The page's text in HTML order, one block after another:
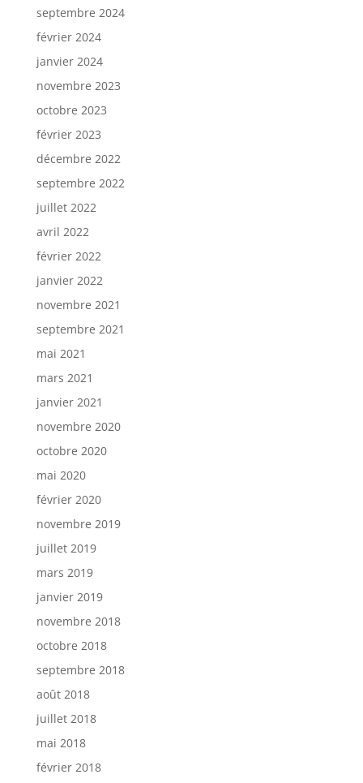
septembre 2024
février 2024
janvier 2024
novembre 2023
octobre 2023
février 2023
décembre 2022
septembre 2022
juillet 2022
avril 2022
février 2022
janvier 2022
novembre 2021
septembre 2021
mai 2021
mars 2021
janvier 2021
novembre 2020
octobre 2020
mai 2020
février 2020
novembre 2019
juillet 2019
mars 2019
janvier 2019
novembre 2018
octobre 2018
septembre 2018
août 2018
juillet 2018
mai 2018
février 2018